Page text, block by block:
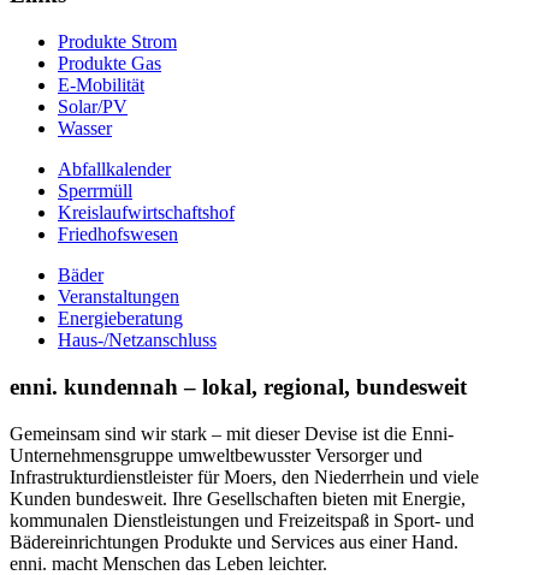
Produkte Strom
Produkte Gas
E-Mobilität
Solar/PV
Wasser
Abfallkalender
Sperrmüll
Kreislaufwirtschaftshof
Friedhofswesen
Bäder
Veranstaltungen
Energieberatung
Haus-/Netzanschluss
enni. kundennah – lokal, regional, bundesweit
Gemeinsam sind wir stark – mit dieser Devise ist die Enni-
Unternehmensgruppe umweltbewusster Versorger und
Infrastrukturdienstleister für Moers, den Niederrhein und viele
Kunden bundesweit. Ihre Gesellschaften bieten mit Energie,
kommunalen Dienstleistungen und Freizeitspaß in Sport- und
Bädereinrichtungen Produkte und Services aus einer Hand.
enni. macht Menschen das Leben leichter.